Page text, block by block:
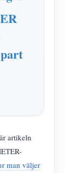
artikeln
man väljer